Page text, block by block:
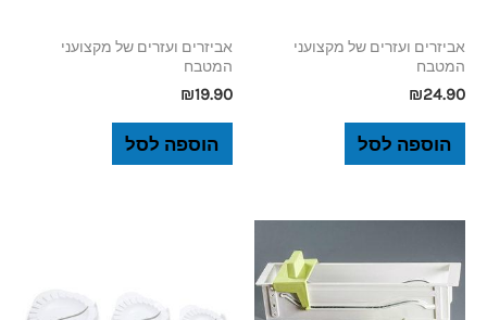
אביזרים ועזרים של מקצועני
המטבח
₪24.90
הוספה לסל
אביזרים ועזרים של מקצועני
המטבח
₪19.90
הוספה לסל